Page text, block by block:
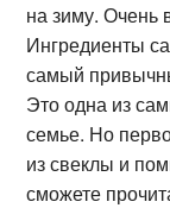
на зиму. Очень
Ингредиенты
самый
Это одна из
семье. Но
из свеклы и
сможете